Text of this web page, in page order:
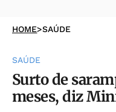
HOME>SAÚDE
SAÚDE
Surto de
meses, diz